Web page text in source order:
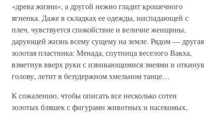
«древа жизни», а другой нежно гладит крошечного
ягненка. Даже в складках ее одежды, ниспадающей с
плеч, чувствуется спокойствие и величие женщины,
дарующей жизнь всему сущему на земле. Рядом — другая
золотая пластинка: Менада, спутница веселого Вакха,
взметнув вверх руки с извивающимися змеями и откинув
голову, летит в безудержном хмельном танце…
К сожалению, чтобы описать все несколько сотен
золотых бляшек с фигурами животных и насекомых,